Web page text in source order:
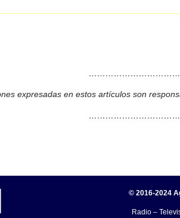
expresadas en estos artículos son
© 2016-2024
Radio –